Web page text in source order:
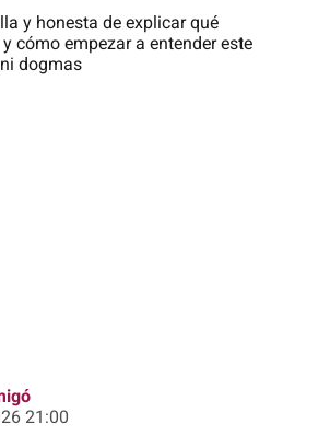
y honesta de explicar qué
cómo empezar a entender este
dogmas
21:00